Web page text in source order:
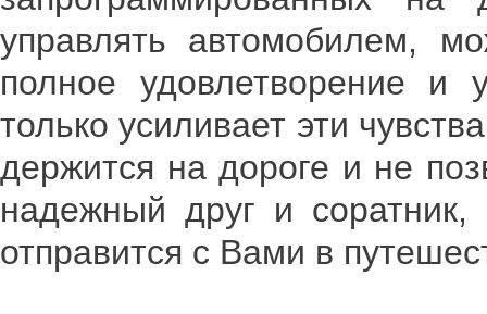
управлять автомобилем,
полное удовлетворение и
только усиливает эти
держится на дороге и не
надежный друг и соратник,
отправится с Вами в